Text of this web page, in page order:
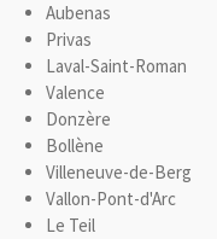
Aubenas
Privas
Laval-Saint-Roman
Valence
Donzère
Bollène
Villeneuve-de-Berg
Vallon-Pont-d'Arc
Le Teil